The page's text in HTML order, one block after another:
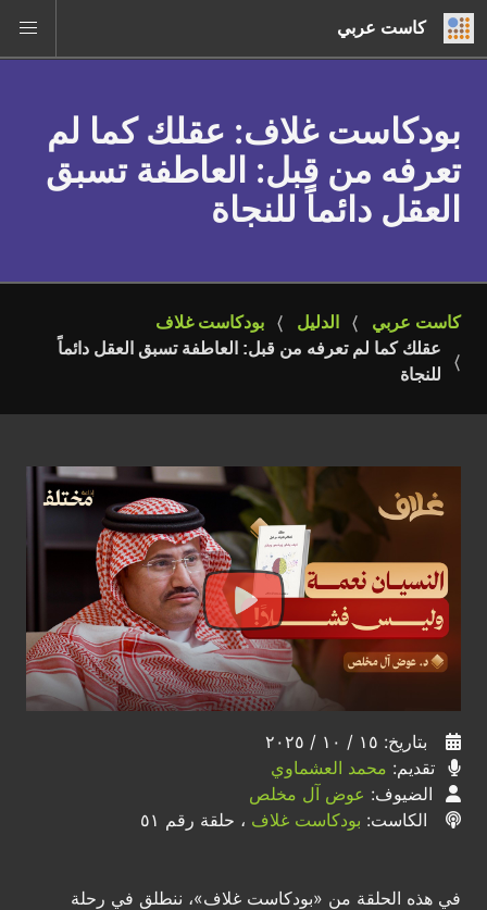
كاست عربي
بودكاست غلاف: عقلك كما لم
تعرفه من قبل: العاطفة تسبق
العقل دائماً للنجاة
كاست عربي الدليل
بودكاست غلاف
عقلك كما لم تعرفه من قبل: العاطفة تسبق العقل دائماً
للنجاة
بتاريخ: ١٥ / ١٠ / ٢٠٢٥
تقديم: محمد العشماوي
الضيوف: عوض آل مخلص
الكاست: بودكاست غلاف ، حلقة رقم ٥١
في هذه الحلقة من «بودكاست غلاف»، ننطلق في رحلة